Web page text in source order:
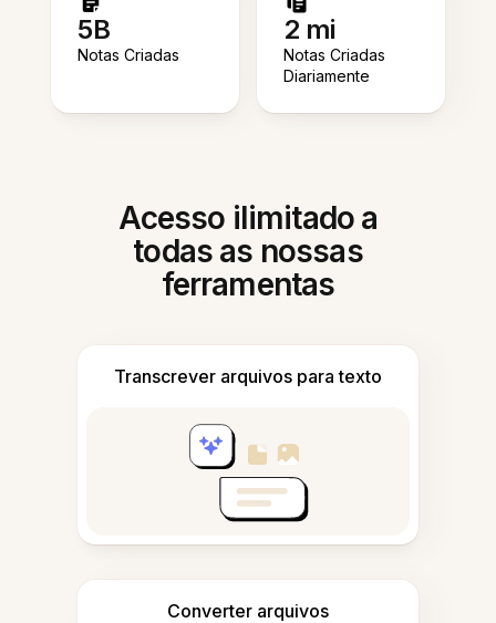
5B
Notas Criadas
2 mi
Notas Criadas
Diariamente
Acesso ilimitado a
todas as nossas
ferramentas
Transcrever arquivos para texto
Converter arquivos